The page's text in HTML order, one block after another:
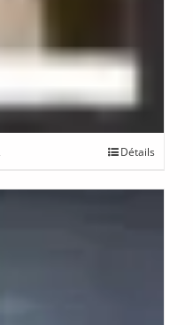
Détails